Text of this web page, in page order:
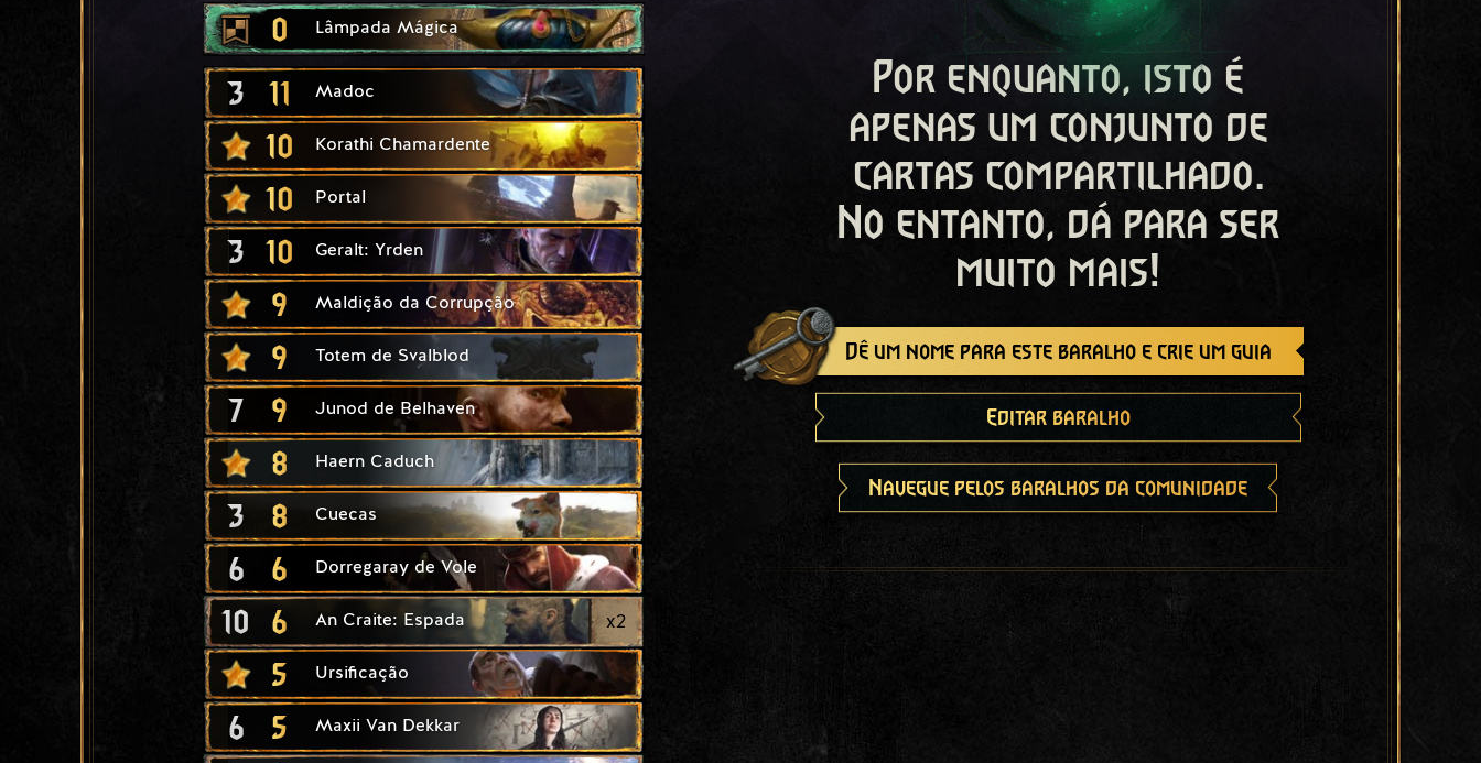
0 Lâmpada Mágica
3 11 Madoc
10 Korathi Chamardente
10 Portal
3 10 Geralt: Yrden
9 Maldição da Corrupção
9 Totem de Svalblod
7 9 Junod de Belhaven
8 Haern Caduch
3 8 Cuecas
6 6 Dorregaray de Vole
10 6 An Craite: Espada x2
5 Ursificação
6 5 Maxii Van Dekkar
Por enquanto, isto é
apenas um conjunto de
cartas compartilhado.
No entanto, dá para ser
muito mais!
Dê um nome para este baralho e crie um guia
Editar baralho
Navegue pelos baralhos da comunidade